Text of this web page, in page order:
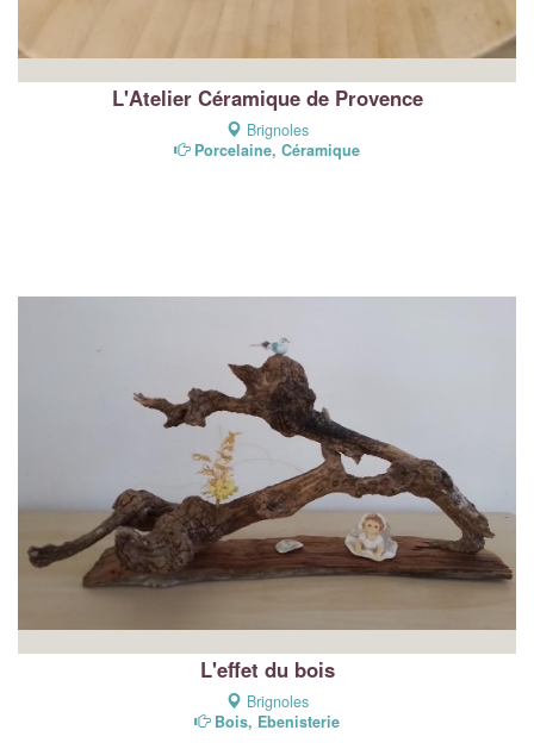
L'Atelier Céramique de Provence
Brignoles
Porcelaine, Céramique
L'effet du bois
Brignoles
Bois, Ebenisterie